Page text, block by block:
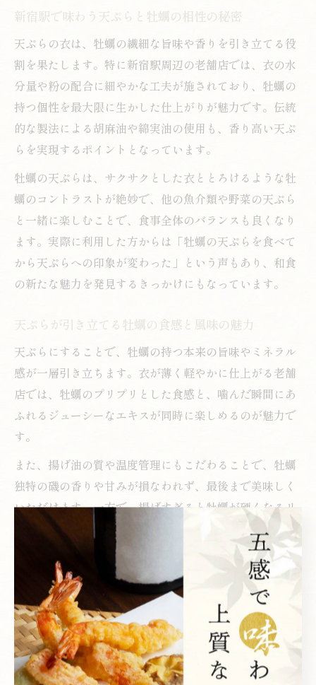
新宿駅で味わう天ぷらと牡蠣の相性の秘密
天ぷらの衣は、牡蠣の繊細な旨味や香りを引き立てる役
割を果たします。特に新宿駅周辺の老舗店では、衣の水
分量や粉の配合に細やかな工夫が施されており、牡蠣の
持つ個性を最大限に生かした仕上がりが魅力です。伝統
的な製法による胡麻油や綿実油の使用も、香り高い天ぷ
らを実現するポイントとなっています。
牡蠣の天ぷらは、サクサクとした衣ととろけるような牡
蠣のコントラストが絶妙で、他の魚介類や野菜の天ぷら
と一緒に楽しむことで、食事全体のバランスも良くなり
ます。実際に利用した方からは「牡蠣の天ぷらを食べて
から天ぷらへの印象が変わった」という声もあり、和食
の新たな魅力を発見するきっかけにもなっています。
天ぷらが引き立てる牡蠣の食感と風味の魅力
天ぷらにすることで、牡蠣の持つ本来の旨味やミネラル
感が一層引き立ちます。衣が薄く軽やかに仕上がる老舗
店では、牡蠣のプリプリとした食感と、噛んだ瞬間にあ
ふれるジューシーなエキスが同時に楽しめるのが魅力で
す。
また、揚げ油の質や温度管理にもこだわることで、牡蠣
独特の磯の香りや甘みが損なわれず、最後まで美味しく
いただけます。一方で、揚げすぎると牡蠣が硬くなるリ
スクもあるため、職人の技術が味の決め手となります。
初めての方は、口コミや評判を参考に、信頼できる店舗
を選ぶことが安心です。
牡蠣天ぷらの奥深さを新宿駅で味わうポイント
新宿駅周辺で牡蠣の天ぷらを楽しむ際は、まず旬の時期
や産地に注目しましょう。新鮮な牡蠣を使った天ぷらは
風味が格別で、揚げたてを提供する店舗を選ぶことで満